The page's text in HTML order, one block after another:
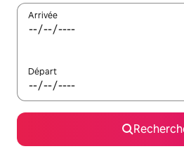
Arrivée
Départ